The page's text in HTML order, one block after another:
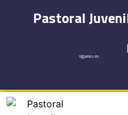
Pastoral
síguenos en: